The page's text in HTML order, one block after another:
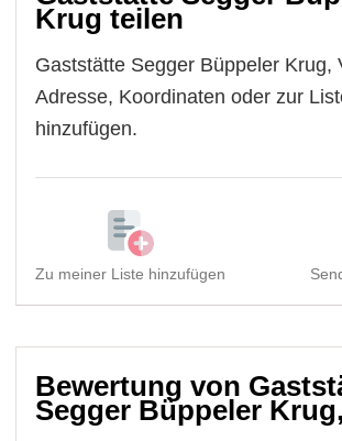
Krug teilen
Gaststätte Segger Büppeler Krug,
Adresse, Koordinaten oder zur
hinzufügen.
Zu meiner Liste hinzufügen
Bewertung von
Segger Büppeler